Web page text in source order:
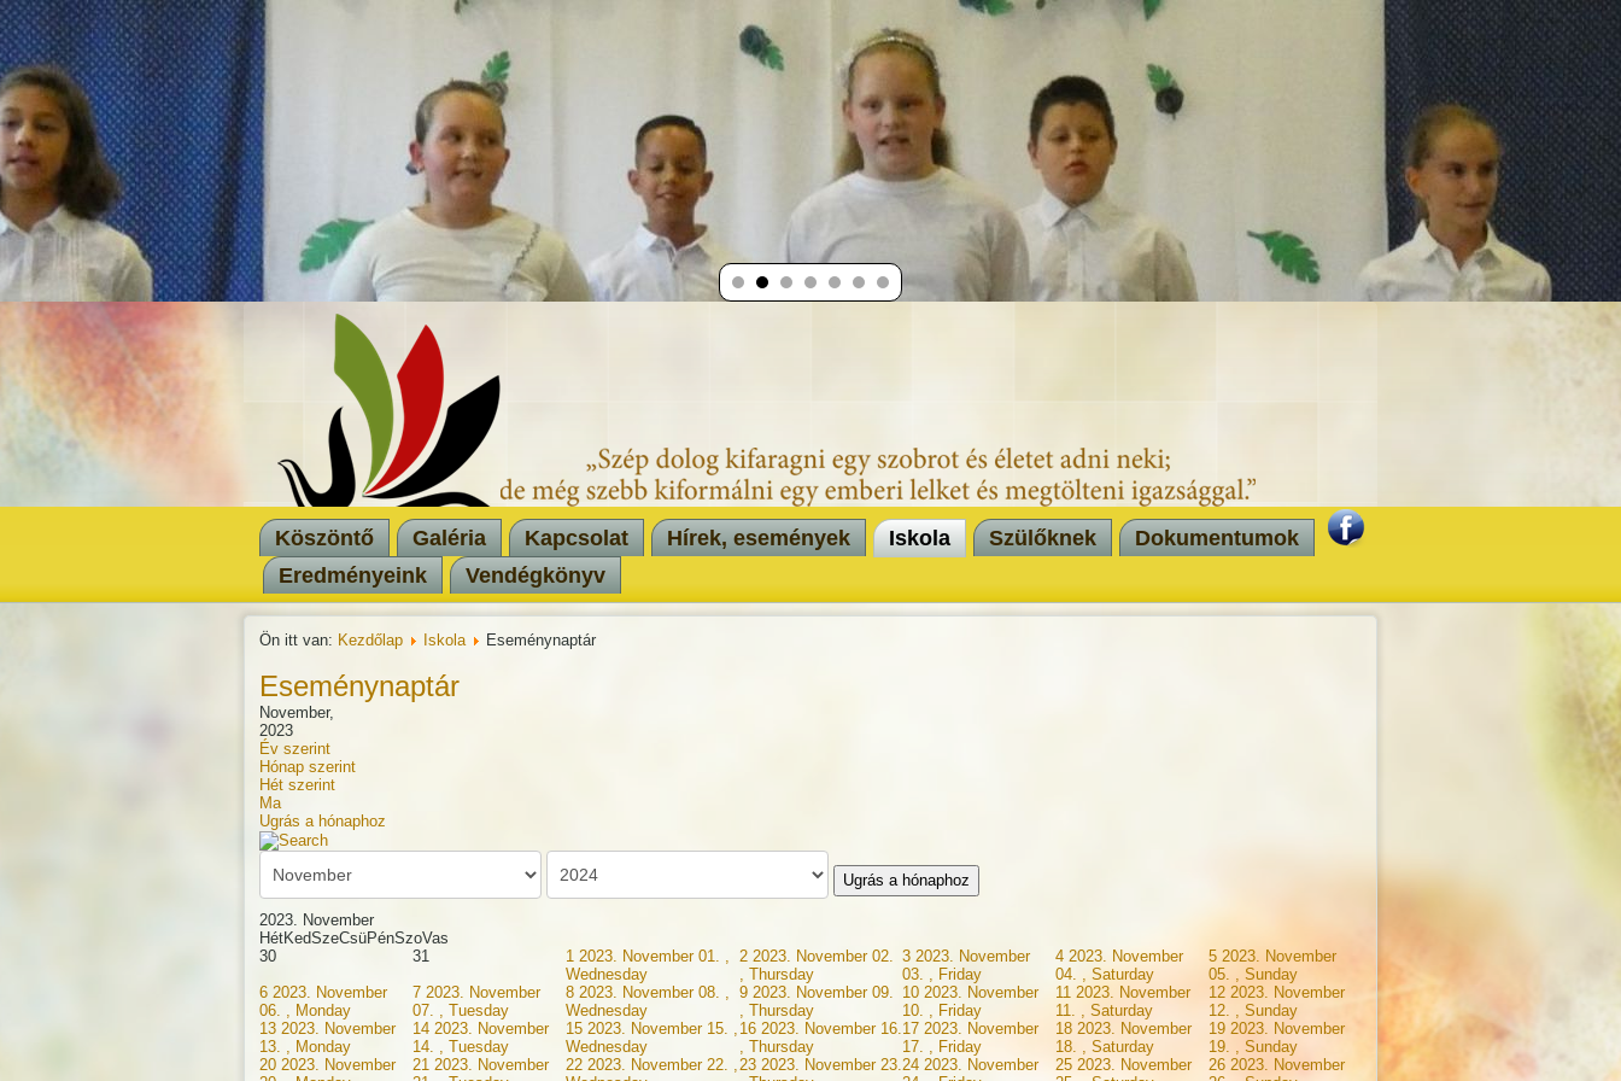
Köszöntő Galéria Kapcsolat Hírek, események Iskola Szülőknek
Dokumentumok
Eredményeink
Vendégkönyv
Ön itt van: Kezdőlap Iskola Eseménynaptár
Eseménynaptár
November,
2023
Év szerint
Hónap szerint
Hét szerint
Ma
Ugrás a hónaphoz
Ugrás a hónaphoz
2023. November
HétKedSzeCsüPénSzoVas
30
31 1 2023. November 01. ,
Wednesday
2 2023. November 02.
, Thursday
3 2023. November
03. , Friday
4 2023. November
04. , Saturday
5 2023. November
05. , Sunday
6 2023. November
06. , Monday
7 2023. November
07. , Tuesday
8 2023. November 08. ,
Wednesday
9 2023. November 09.
, Thursday
10 2023. November
10. , Friday
11 2023. November
11. , Saturday
12 2023. November
12. , Sunday
13 2023. November
13. , Monday
14 2023. November
14. , Tuesday
15 2023. November 15. ,
Wednesday
16 2023. November 16.
, Thursday
17 2023. November
17. , Friday
18 2023. November
18. , Saturday
19 2023. November
19. , Sunday
20 2023. November
21 2023. November
22 2023. November 22. ,
23 2023. November 23. 24 2023. November
25 2023. November
26 2023. November